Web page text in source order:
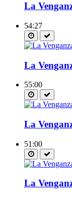
La
54:27
La
55:00
La
51:00
La